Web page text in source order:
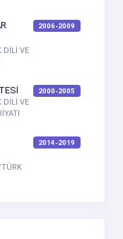
DİLİ VE
2006-2009
DİLİ VE
2000-2005
2014-2019